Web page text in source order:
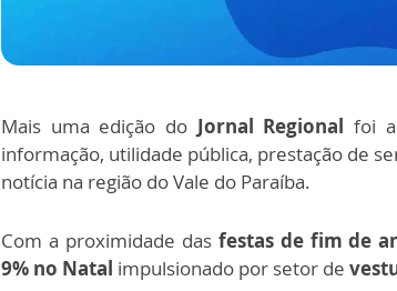
Mais uma edição do Jornal Regionalfoi
informação, utilidade pública, prestação de
notícia na região do Vale do Paraíba.
Com a proximidade das festas de fim de
9% no Natal impulsionado por setor de